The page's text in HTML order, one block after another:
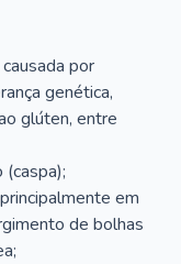
por
genética,
glúten, entre
em
de bolhas